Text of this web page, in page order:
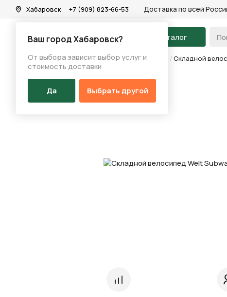
Хабаровск
Ваш город Хабаровск?
От выбора зависит выбор услуг и
стоимость доставки
Да Выбрать другой
+7 (909) 823-66-53 Доставка по всей
На главную Каталог
Каталог/Велосипеды/Складные велосипеды / Складной